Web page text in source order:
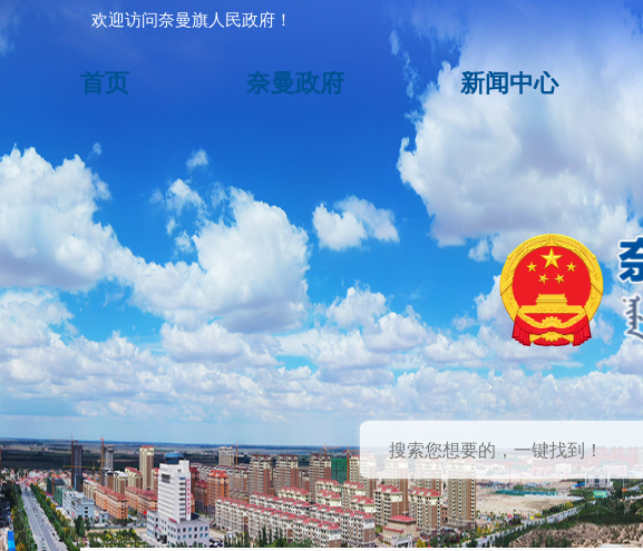
欢迎访问奈曼旗人民政府！
首页 奈曼政府 新闻中心